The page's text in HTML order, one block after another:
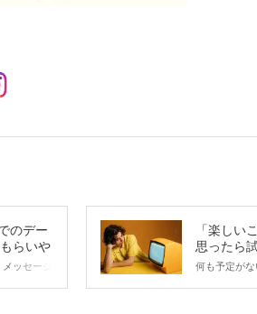
のデー
らいや
ツは？
ッセージ
「楽しい
思ったら
こと
何も予定がな